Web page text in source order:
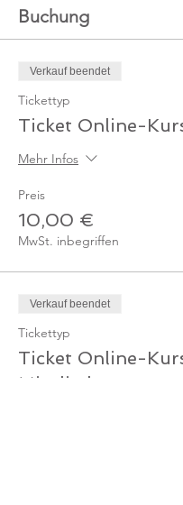
Buchung
Verkauf beendet
Tickettyp
Ticket Online-
Mehr Infos
Preis
10,00 €
MwSt. inbegriffen
Verkauf beendet
Tickettyp
Ticket Online-
Mitglied